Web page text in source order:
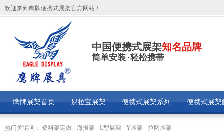
欢迎来到鹰牌便携式展架官方网站！
中国便携式展架知名品牌
简单安装 ·轻松携带
鹰牌展架首页 易拉宝展架 便携式展架系列 便携式展架
热门关键词： 资料架定做 海报架 L型展架 Y展架 拉网展架